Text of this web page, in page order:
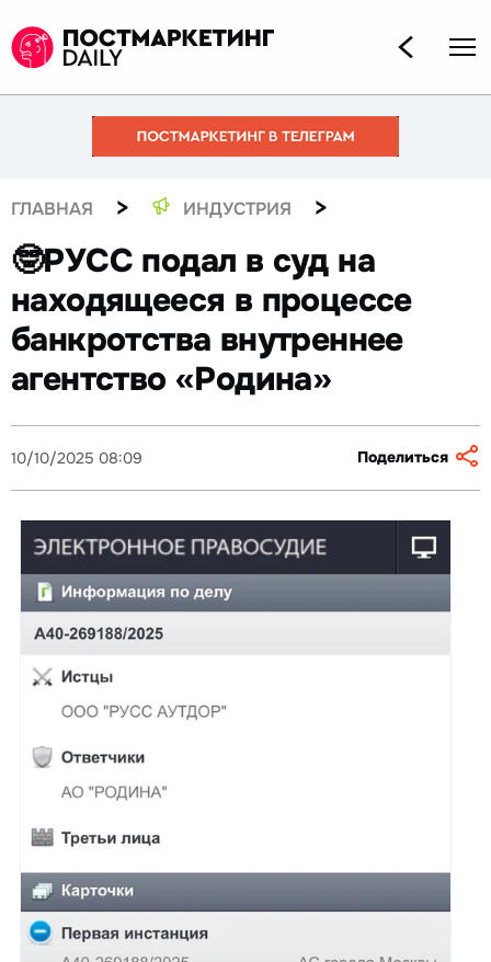
ГЛАВНАЯ > ИНДУСТРИЯ >
🤓РУСС подал в суд на
находящееся в процессе
банкротства внутреннее
агентство «Родина»
10/10/2025 08:09 Поделиться